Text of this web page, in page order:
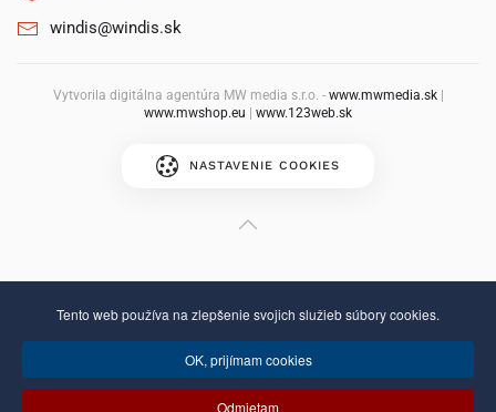
windis@windis.sk
Vytvorila digitálna agentúra MW media s.r.o. - www.mwmedia.sk|
www.mwshop.eu
www.123web.sk
NASTAVENIE COOKIES
Tento web používa na zlepšenie svojich služieb súbory cookies.
OK, prijímam cookies
Odmietam